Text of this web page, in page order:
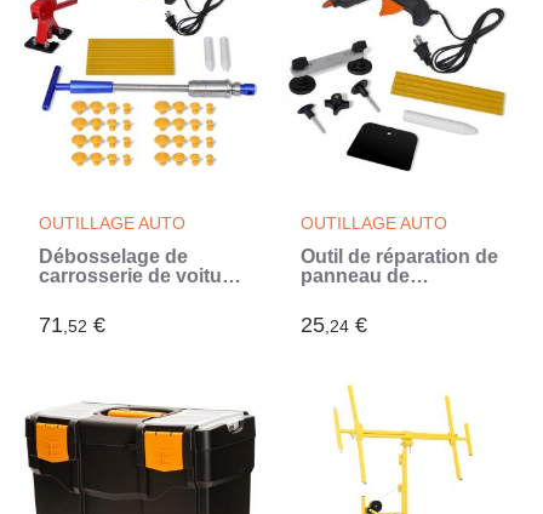
OUTILLAGE AUTO
Débosselage de
carrosserie de voiture
panneau de voiture
(Noir)
71,52 €
OUTILLAGE AUTO
Outil de réparation de
panneau de
voiture (Multicouleur)
25,24 €